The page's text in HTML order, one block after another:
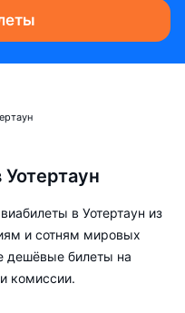
в Уотертаун из
и сотням мировых
дешёвые билеты на
комиссии.